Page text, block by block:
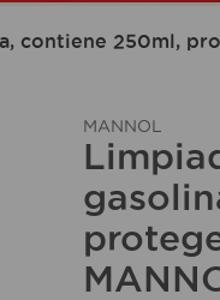
contiene 250ml,
MANNOL